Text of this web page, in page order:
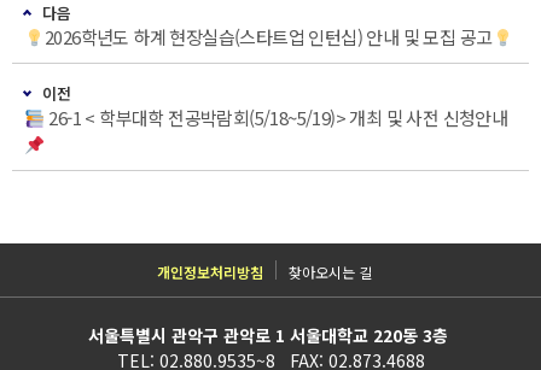
다음
2026학년도 하계 현장실습(스타트업 인턴십) 안내 및 모집 공고
이전
26-1 < 학부대학 전공박람회(5/18~5/19)> 개최 및 사전 신청안내
개인정보처리방침 찾아오시는 길
서울특별시 관악구 관악로 1 서울대학교 220동 3층
TEL: 02.880.9535~8 FAX: 02.873.4688